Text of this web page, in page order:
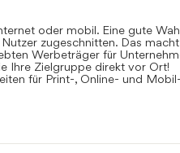
oder mobil. Eine gute
zugeschnitten. Das
Werbeträger für
Ihre Zielgruppe direkt vor Ort!
für Print-, Online- und Mobil-